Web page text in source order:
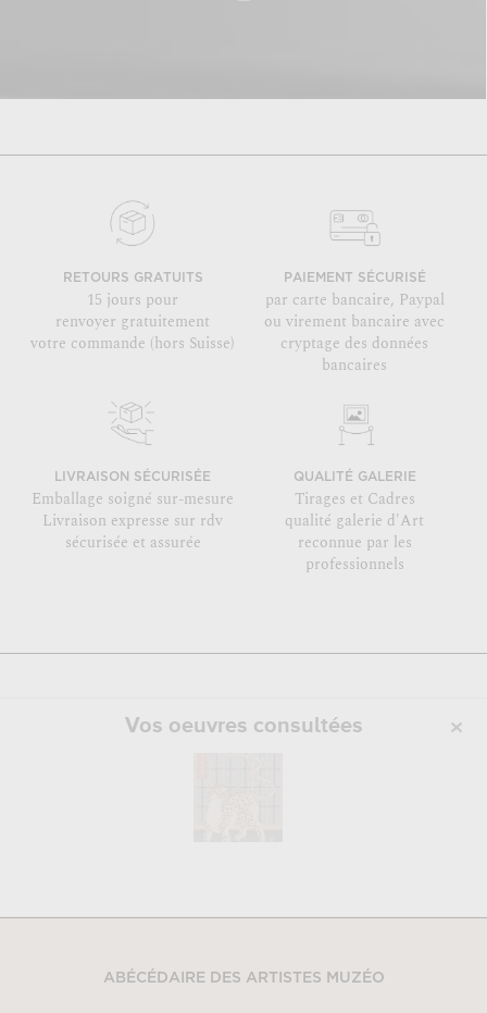
RETOURS GRATUITS
15 jours pour
renvoyer gratuitement
votre commande (hors Suisse)
PAIEMENT SÉCURISÉ
par carte bancaire, Paypal
ou virement bancaire avec
cryptage des données
bancaires
LIVRAISON SÉCURISÉE
Emballage soigné sur-mesure
Livraison expresse sur rdv
sécurisée et assurée
QUALITÉ GALERIE
Tirages et Cadres
qualité galerie d'Art
reconnue par les
professionnels
Vos oeuvres consultées
ABÉCÉDAIRE DES ARTISTES MUZÉO